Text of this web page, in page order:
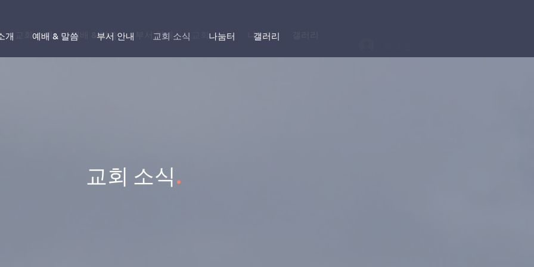
교회 소개 예배 & 말씀 부서 안내 교회 소식 나눔터
개 예배 & 말씀 부서 안내 교회 소식 나눔터 갤러리
교회 소식.